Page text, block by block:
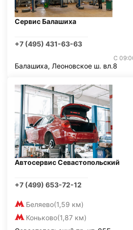
Сервис Балашиха
+7 (495) 431-63-63
С
Балашиха, Леоновское ш. вл.8
Автосервис Севастопольский
+7 (499) 653-72-12
Беляево(1,59 км)
Коньково(1,87 км)